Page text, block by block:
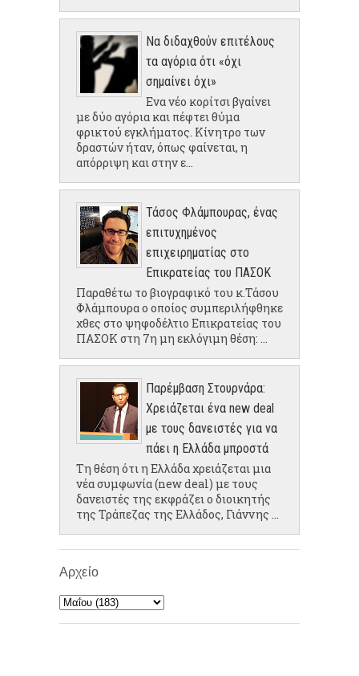
Να διδαχθούν επιτέλους
τα αγόρια ότι «όχι
σημαίνει όχι»
Ενα νέο κορίτσι βγαίνει
με δύο αγόρια και πέφτει θύμα
φρικτού εγκλήματος. Κίνητρο των
δραστών ήταν, όπως φαίνεται, η
απόρριψη και στην ε...
Τάσος Φλάμπουρας, ένας
επιτυχημένος
επιχειρηματίας στο
Επικρατείας του ΠΑΣΟΚ
Παραθέτω το βιογραφικό του κ.Τάσου
Φλάμπουρα ο οποίος συμπεριλήφθηκε
χθες στο ψηφοδέλτιο Επικρατείας του
ΠΑΣΟΚ στη 7η μη εκλόγιμη θέση: ...
Παρέμβαση Στουρνάρα:
Χρειάζεται ένα new deal
με τους δανειστές για να
πάει η Ελλάδα μπροστά
Τη θέση ότι η Ελλάδα χρειάζεται μια
νέα συμφωνία (new deal) με τους
δανειστές της εκφράζει ο διοικητής
της Τράπεζας της Ελλάδος, Γιάννης ...
Αρχείο